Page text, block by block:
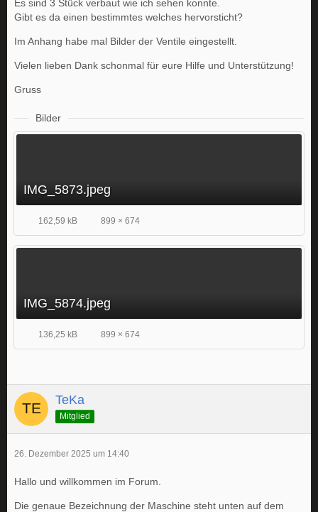
Es sind 3 Stück verbaut wie ich sehen konnte.
Gibt es da einen bestimmtes welches hervorsticht?
Im Anhang habe mal Bilder der Ventile eingestellt.
Vielen lieben Dank schonmal für eure Hilfe und Unterstützung!
Gruss
Bilder
IMG_5873.jpeg
162,59 kB 899 × 674
IMG_5874.jpeg
136,25 kB 899 × 674
TeKa
Mitglied
26. Dezember 2025 um 14:40
Hallo und willkommen im Forum.
Die genaue Bezeichnung der Maschine steht unten auf dem